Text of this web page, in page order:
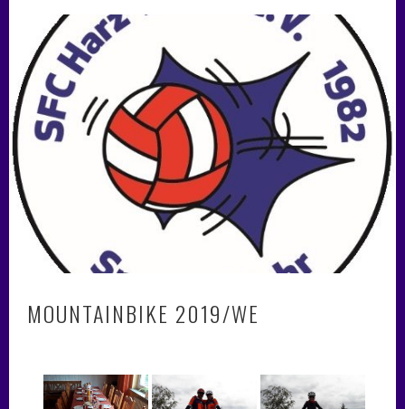
MOUNTAINBIKE 2019/WE